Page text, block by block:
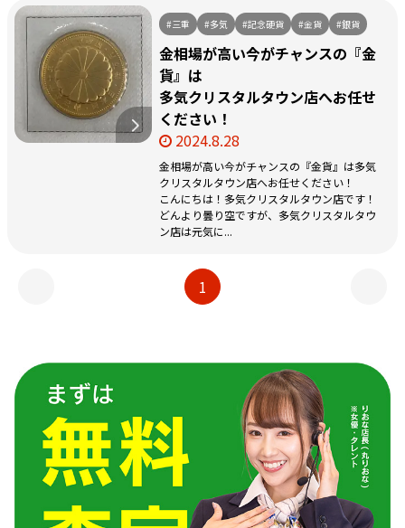
#三重 #多気 #記念硬貨 #金貨 #銀貨
金相場が高い今がチャンスの『金
貨』は
多気クリスタルタウン店へお任せ
ください！
2024.8.28
金相場が高い今がチャンスの『金貨』は多気
クリスタルタウン店へお任せください！
こんにちは！多気クリスタルタウン店です！
どんより曇り空ですが、多気クリスタルタウ
ン店は元気に...
1